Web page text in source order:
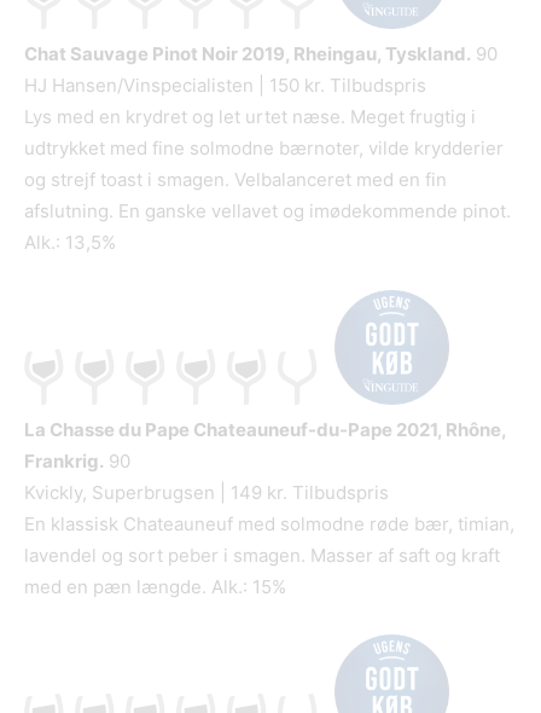
Chat Sauvage Pinot Noir 2019, Rheingau, Tyskland. 90
HJ Hansen/Vinspecialisten | 150 kr. Tilbudspris
Lys med en krydret og let urtet næse. Meget frugtig i
udtrykket med fine solmodne bærnoter, vilde krydderier
og strejf toast i smagen. Velbalanceret med en fin
afslutning. En ganske vellavet og imødekommende pinot.
Alk.: 13,5%
La Chasse du Pape Chateauneuf-du-Pape 2021, Rhône,
Frankrig. 90
Kvickly, Superbrugsen | 149 kr. Tilbudspris
En klassisk Chateauneuf med solmodne røde bær, timian,
lavendel og sort peber i smagen. Masser af saft og kraft
med en pæn længde. Alk.: 15%